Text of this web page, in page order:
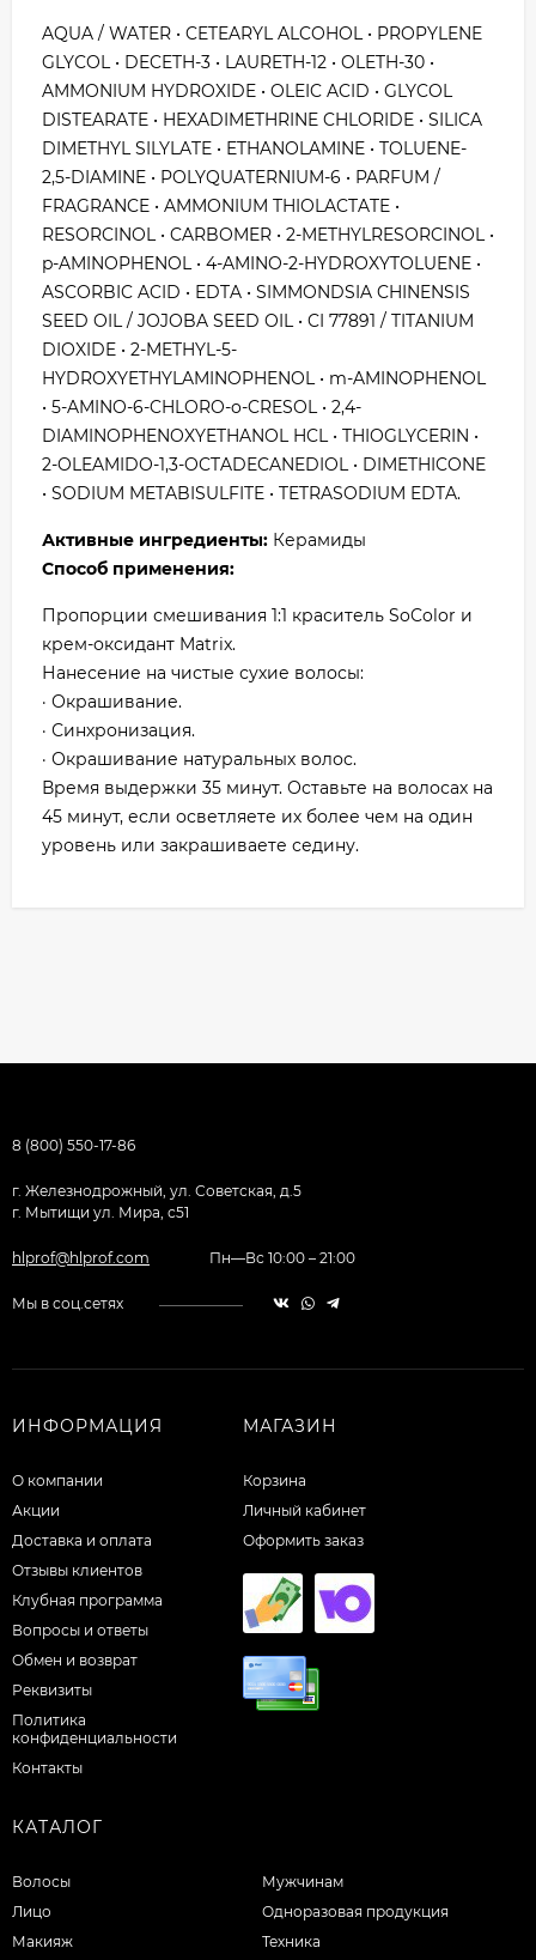
AQUA / WATER • CETEARYL ALCOHOL • PROPYLENE
GLYCOL • DECETH-3 • LAURETH-12 • OLETH-30 •
AMMONIUM HYDROXIDE • OLEIC ACID • GLYCOL
DISTEARATE • HEXADIMETHRINE CHLORIDE • SILICA
DIMETHYL SILYLATE • ETHANOLAMINE • TOLUENE-
2,5-DIAMINE • POLYQUATERNIUM-6 • PARFUM /
FRAGRANCE • AMMONIUM THIOLACTATE •
RESORCINOL • CARBOMER • 2-METHYLRESORCINOL •
p-AMINOPHENOL • 4-AMINO-2-HYDROXYTOLUENE •
ASCORBIC ACID • EDTA • SIMMONDSIA CHINENSIS
SEED OIL / JOJOBA SEED OIL • CI 77891 / TITANIUM
DIOXIDE • 2-METHYL-5-
HYDROXYETHYLAMINOPHENOL • m-AMINOPHENOL
• 5-AMINO-6-CHLORO-o-CRESOL • 2,4-
DIAMINOPHENOXYETHANOL HCL • THIOGLYCERIN •
2-OLEAMIDO-1,3-OCTADECANEDIOL • DIMETHICONE
• SODIUM METABISULFITE • TETRASODIUM EDTA.
Активные ингредиенты: Керамиды
Способ применения:
Пропорции смешивания 1:1 краситель SoColor и
крем-оксидант Matrix.
Нанесение на чистые сухие волосы:
· Окрашивание.
· Синхронизация.
· Окрашивание натуральных волос.
Время выдержки 35 минут. Оставьте на волосах на
45 минут, если осветляете их более чем на один
уровень или закрашиваете седину.
8 (800) 550-17-86
г. Железнодрожный, ул. Советская, д.5
г. Мытищи ул. Мира, с51
hlprof@hlprof.com Пн—Вс 10:00 – 21:00
Мы в соц.сетях
ИНФОРМАЦИЯ
О компании
Акции
Доставка и оплата
Отзывы клиентов
Клубная программа
Вопросы и ответы
Обмен и возврат
Реквизиты
Политика
конфиденциальности
Контакты
МАГАЗИН
Корзина
Личный кабинет
Оформить заказ
КАТАЛОГ
Волосы
Лицо
Макияж
Мужчинам
Одноразовая продукция
Техника